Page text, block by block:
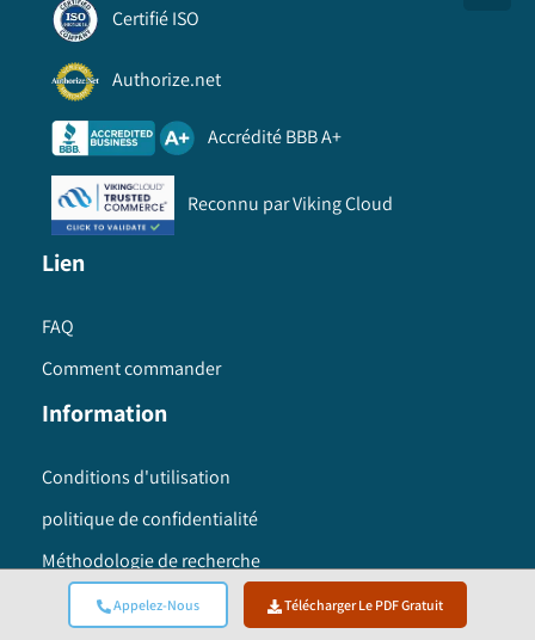
Appelez-Nous Télécharger Le PDF Gratuit
Certifié ISO
Authorize.net
Accrédité BBB A+
Reconnu par Viking Cloud
Lien
FAQ
Comment commander
Information
Conditions d'utilisation
politique de confidentialité
Méthodologie de recherche
Siège social mondial